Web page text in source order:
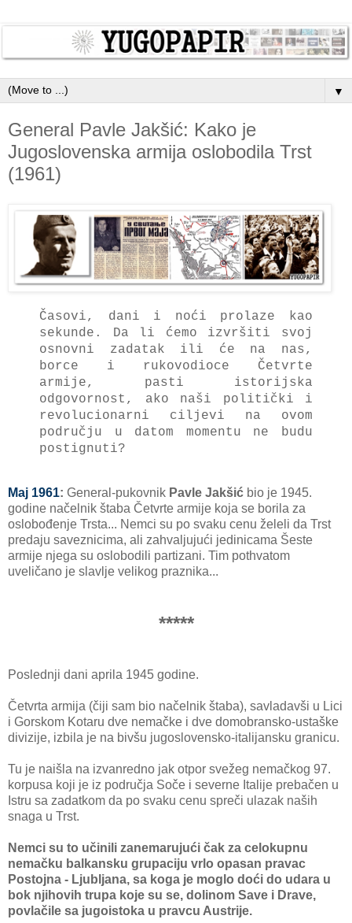
▼
General Pavle Jakšić: Kako je
Jugoslovenska armija oslobodila Trst
(1961)
Časovi, dani i noći prolaze kao
sekunde. Da li ćemo izvršiti svoj
osnovni zadatak ili će na nas,
borce i rukovodioce Četvrte
armije, pasti istorijska
odgovornost, ako naši politički i
revolucionarni ciljevi na ovom
području u datom momentu ne budu
postignuti?
Maj 1961: General-pukovnik Pavle Jakšić bio je 1945.
godine načelnik štaba Četvrte armije koja se borila za
oslobođenje Trsta... Nemci su po svaku cenu želeli da Trst
predaju saveznicima, ali zahvaljujući jedinicama Šeste
armije njega su oslobodili partizani. Tim pothvatom
uveličano je slavlje velikog praznika...
*****
Poslednji dani aprila 1945 godine.
Četvrta armija (čiji sam bio načelnik štaba), savladavši u Lici
i Gorskom Kotaru dve nemačke i dve domobransko-ustaške
divizije, izbila je na bivšu jugoslovensko-italijansku granicu.
Tu je naišla na izvanredno jak otpor svežeg nemačkog 97.
korpusa koji je iz područja Soče i severne Italije prebačen u
Istru sa zadatkom da po svaku cenu spreči ulazak naših
snaga u Trst.
Nemci su to učinili zanemarujući čak za celokupnu
nemačku balkansku grupaciju vrlo opasan pravac
Postojna - Ljubljana, sa koga je moglo doći do udara u
bok njihovih trupa koje su se, dolinom Save i Drave,
povlačile sa jugoistoka u pravcu Austrije.